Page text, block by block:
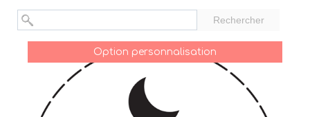
Rechercher
Option personnalisation